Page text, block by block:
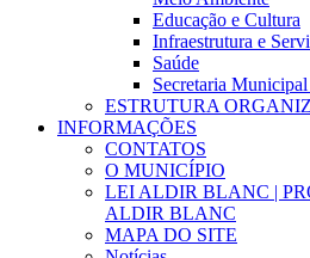
Educação e Cultura
Infraestrutura e
Saúde
Secretaria
ESTRUTURA
INFORMAÇÕES
CONTATOS
O MUNICÍPIO
LEI ALDIR BLANC |
ALDIR BLANC
MAPA DO SITE